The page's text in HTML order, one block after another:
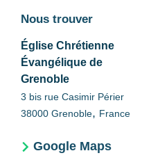
Nous trouver
Église Chrétienne
Évangélique de
Grenoble
3 bis rue Casimir Périer
38000 Grenoble, France
Google Maps